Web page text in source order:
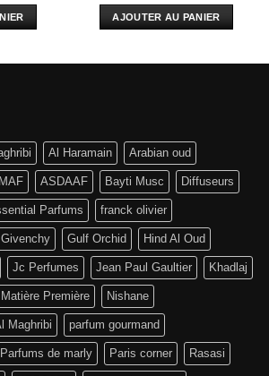
AJOUTER AU PANIER
Al Haramain Arabian oud
ASDAAF Bayti Musc Diffuseurs
Parfums franck olivier
Givenchy Gulf Orchid Hind Al Oud
Jc Perfumes Jean Paul Gaultier Khadlaj
Matière Première Nishane
Maghribi parfum gourmand
Parfums de marly Paris corner Rasasi